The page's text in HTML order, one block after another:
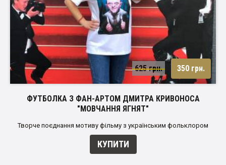
625 грн. 350 грн.
ФУТБОЛКА З ФАН-АРТОМ ДМИТРА КРИВОНОСА
"МОВЧАННЯ ЯГНЯТ"
Творче поєднання мотиву фільму з українським фольклором
КУПИТИ